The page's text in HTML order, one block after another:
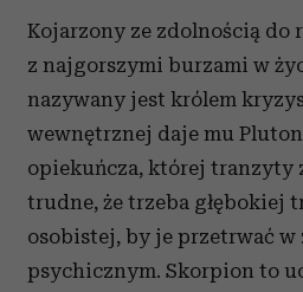
Kojarzony ze zdolnością do
z najgorszymi burzami w
nazywany jest królem
wewnętrznej daje mu
opiekuńcza, której tranzyty
trudne, że trzeba głębokiej
osobistej, by je przetrwać
psychicznym. Skorpion to